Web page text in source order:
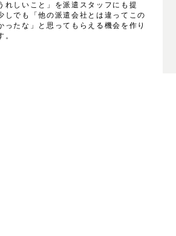
れしいこと」を派遣スタッフにも提
しでも「他の派遣会社とは違ってこの
ったな」と思ってもらえる機会を作り
。